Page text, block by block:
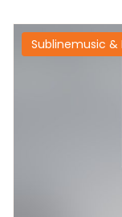
Sublinemusic &